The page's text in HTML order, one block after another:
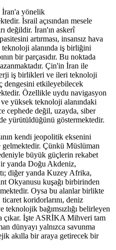
İran'a yönelik
İsrail açısından mesele
değildir. İran'ın askerî
artırması, insansız hava
teknoloji alanında iş birliğini
bir parçasıdır. Bu noktada
Çin'in İran ile
iş birlikleri ve ileri teknoloji
dengesini etkileyebilecek
Özellikle uydu navigasyon
yüksek teknoloji alanındaki
cephede değil, uzayda, siber
yürütüldüğünü göstermektedir.
kendi jeopolitik eksenini
gelmektedir. Çünkü Müslüman
büyük güçlerin rekabet
yanda Doğu Akdeniz,
diğer yanda Kuzey Afrika,
Okyanusu kuşağı birbirinden
Oysa bu alanlar birlikte
koridorlarını, deniz
bağımsızlığı belirleyen
çıkar. İşte ASRİKA Mihveri tam
dünyayı yalnızca savunma
akılla bir araya getirecek bir